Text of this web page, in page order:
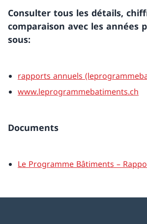
Consulter tous les détails,
comparaison avec les années
sous:
rapports annuels
www.leprogrammebatiments.ch
Documents
Le Programme Bâtiments –